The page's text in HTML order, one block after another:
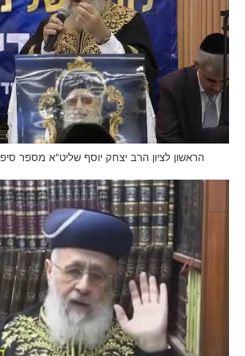
הראשון לציון הרב יצחק יוסף שליט"א מספר